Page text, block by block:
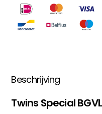
Beschrijving
Twins Special